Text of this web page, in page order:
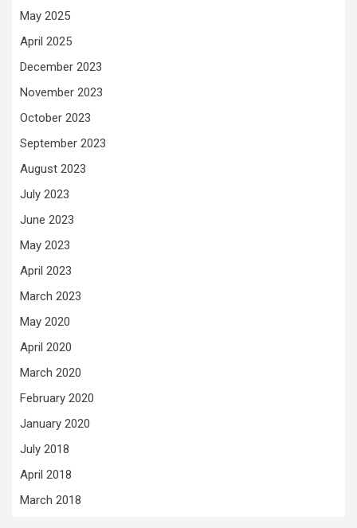
May 2025
April 2025
December 2023
November 2023
October 2023
September 2023
August 2023
July 2023
June 2023
May 2023
April 2023
March 2023
May 2020
April 2020
March 2020
February 2020
January 2020
July 2018
April 2018
March 2018